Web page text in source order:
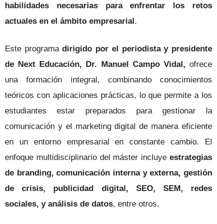
habilidades necesarias para enfrentar los retos
actuales en el ámbito empresarial.
Este programadirigido por el periodista y presidente
de Next Educación, Dr. Manuel Campo Vidal, ofrece
una formación integral, combinando conocimientos
teóricos con aplicaciones prácticas, lo que permite a los
estudiantes estar preparados para gestionar la
comunicación y el marketing digital de manera eficiente
en un entorno empresarial en constante cambio. El
enfoque multidisciplinario del máster incluye estrategias
de branding, comunicación interna y externa, gestión
de crisis, publicidad digital, SEO, SEM, redes
sociales, y análisis de datos, entre otros.